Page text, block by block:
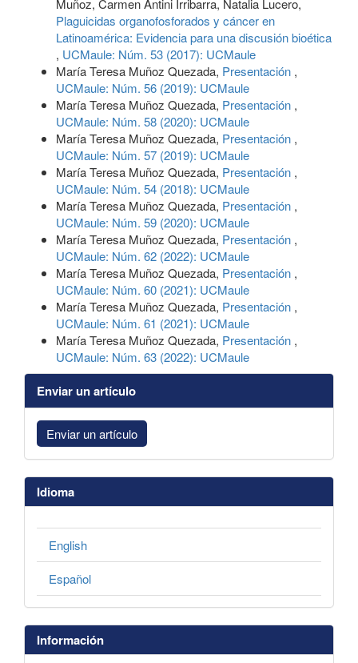
Plaguicidas organofosforados y cáncer en
Latinoamérica: Evidencia para una discusión bioética
, UCMaule: Núm. 53 (2017): UCMaule
María Teresa Muñoz Quezada, Presentación ,
UCMaule: Núm. 56 (2019): UCMaule
María Teresa Muñoz Quezada, Presentación ,
UCMaule: Núm. 58 (2020): UCMaule
María Teresa Muñoz Quezada, Presentación ,
UCMaule: Núm. 57 (2019): UCMaule
María Teresa Muñoz Quezada, Presentación ,
UCMaule: Núm. 54 (2018): UCMaule
María Teresa Muñoz Quezada, Presentación ,
UCMaule: Núm. 59 (2020): UCMaule
María Teresa Muñoz Quezada, Presentación ,
UCMaule: Núm. 62 (2022): UCMaule
María Teresa Muñoz Quezada, Presentación ,
UCMaule: Núm. 60 (2021): UCMaule
María Teresa Muñoz Quezada, Presentación ,
UCMaule: Núm. 61 (2021): UCMaule
María Teresa Muñoz Quezada, Presentación ,
UCMaule: Núm. 63 (2022): UCMaule
Enviar un artículo
Enviar un artículo
Idioma
English
Español
Información